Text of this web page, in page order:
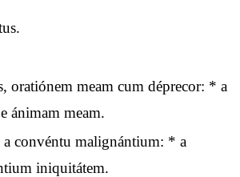
oratiónem meam cum déprecor: * a
ánimam meam.
a convéntu malignántium: * a
iniquitátem.